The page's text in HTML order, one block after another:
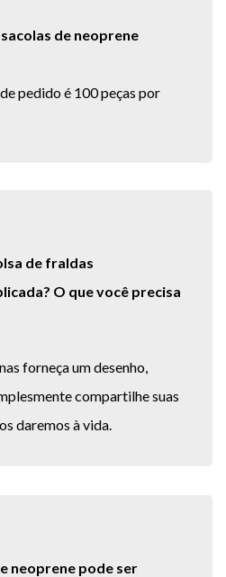
de neoprene
pedido é 100 peças por
de fraldas
O que você precisa
forneça um desenho,
compartilhe suas
daremos à vida.
neoprene pode ser